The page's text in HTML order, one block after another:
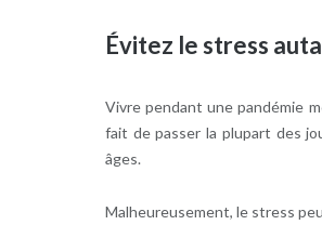
Évitez le stress
Vivre pendant une pandémie
fait de passer la plupart des
âges.
Malheureusement, le stress